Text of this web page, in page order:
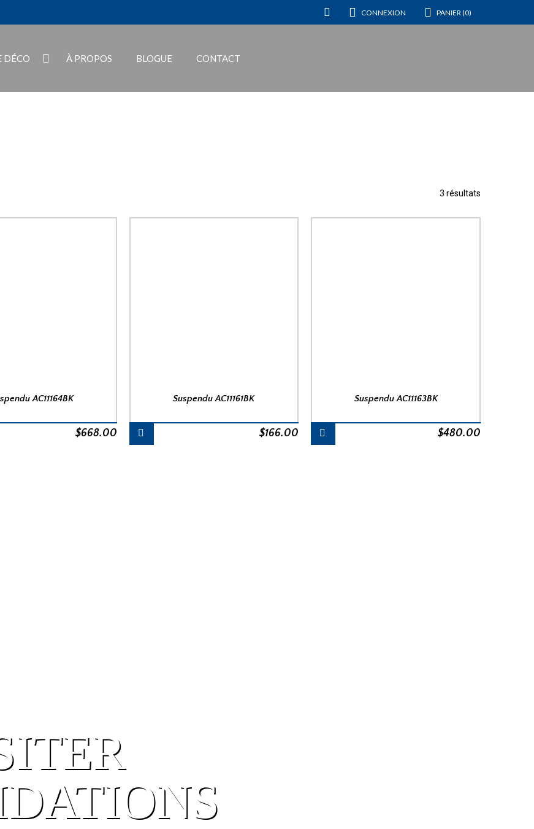
CONNEXION PANIER (0)
DÉCO À PROPOS BLOGUE CONTACT
3 résultats
AC11164BK
$668.00
Suspendu AC11161BK
$166.00
Suspendu AC11163BK
$480.00